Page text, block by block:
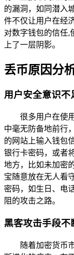
的漏洞，如同潜入
件不仅让用户在经
对数字钱包的信任,
上了一层阴影。
丢币原因分
用户安全意识不
很多用户在使
中毫无防备地前行
的网站上输入钱包
银行卡密码，或者
地方，比如未加密
宝随意放在无人看
密码，如生日、电
阻的攻击之路。
黑客攻击手段不
随着加密货币